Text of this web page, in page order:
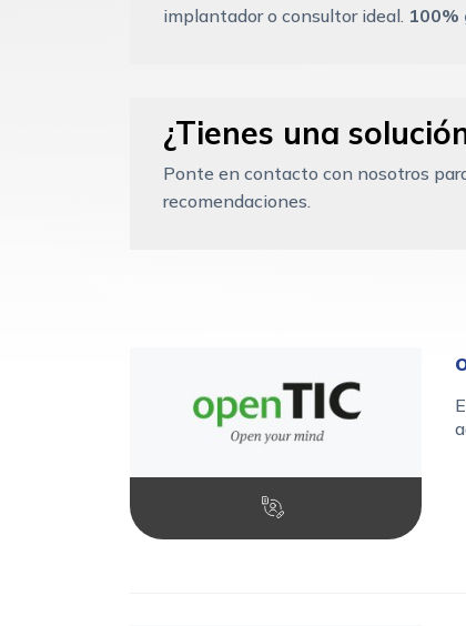
implantador o consultor ideal.
¿Tienes una
Ponte en contacto con nosotros
recomendaciones.